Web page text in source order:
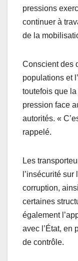
pressions
continuer à
de la
Conscient des
populations et
toutefois que
pression face
autorités. «
rappelé.
Les
l’insécurité
corruption,
certaines
également
avec l’État, en
de contrôle.